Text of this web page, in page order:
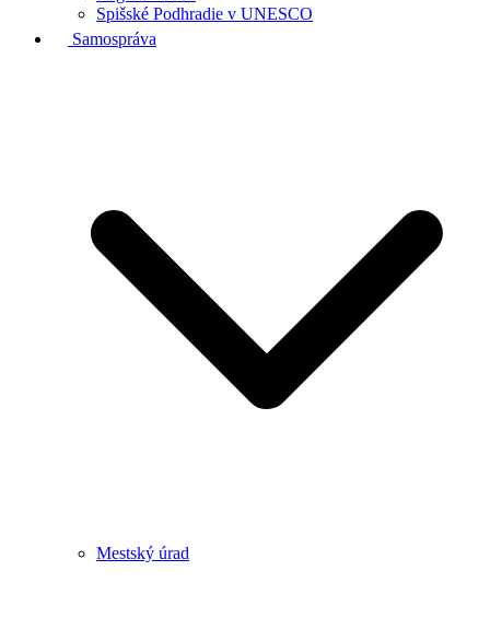
Spišské Podhradie v UNESCO
Samospráva
Mestský úrad